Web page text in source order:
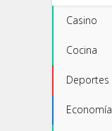
Casino
Cocina
Deportes
Economía